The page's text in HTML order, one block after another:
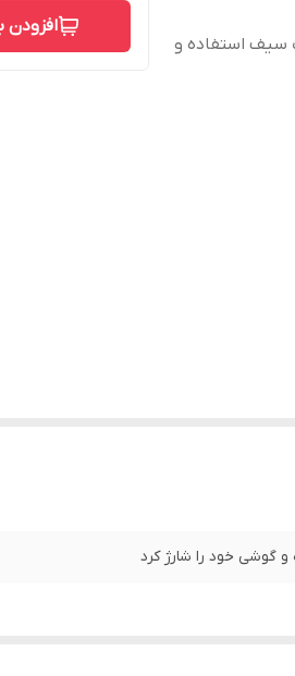
سیف استفاده و
افزودن
و گوشی خود را شارژ کرد